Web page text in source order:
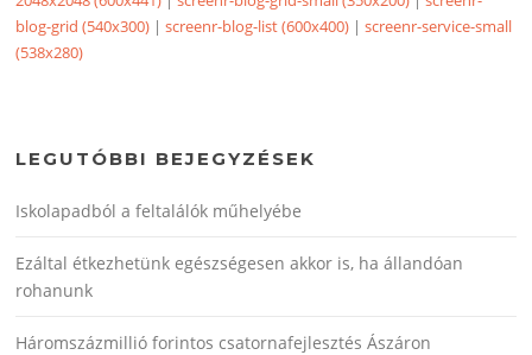
blog-grid (540x300) |screenr-blog-list (600x400) |screenr-service-small
(538x280)
LEGUTÓBBI BEJEGYZÉSEK
Iskolapadból a feltalálók műhelyébe
Ezáltal étkezhetünk egészségesen akkor is, ha állandóan
rohanunk
Háromszázmillió forintos csatornafejlesztés Ászáron